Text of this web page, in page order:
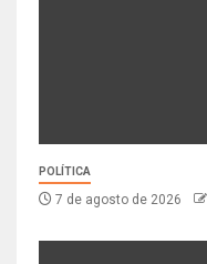
POLÍTICA
7 de agosto de 2026